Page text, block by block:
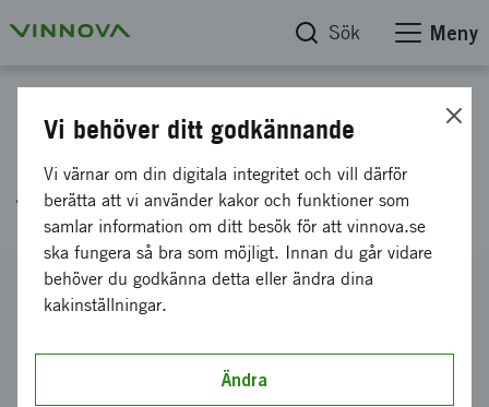
Sök Meny
Grafen i hållbara limmer för
förnyelsebara material
Diarienummer
2021-05101
Koordinator
Vi behöver ditt godkännande
Vi värnar om din digitala integritet och vill därför
berätta att vi använder kakor och funktioner som
samlar information om ditt besök för att vinnova.se
ska fungera så bra som möjligt. Innan du går vidare
behöver du godkänna detta eller ändra dina
kakinställningar.
Ändra